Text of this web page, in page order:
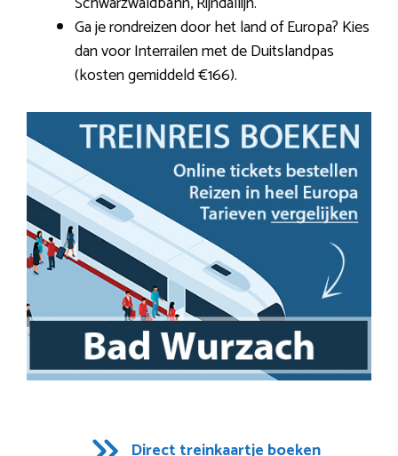
Ga je rondreizen door het land of Europa? Kies
dan voor Interrailen met de Duitslandpas
(kosten gemiddeld €166).
Direct treinkaartje boeken